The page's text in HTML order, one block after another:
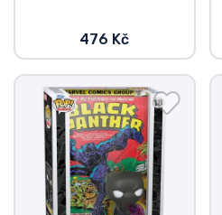
476 Kč